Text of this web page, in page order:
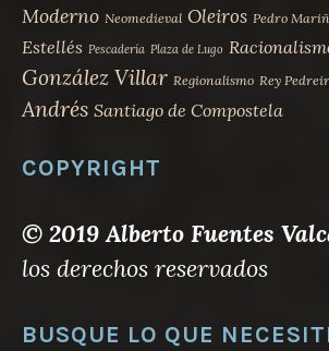
Moderno Neomedieval Oleiros Pedro
Estellés Pescadería Plaza de Lugo
González Villar Regionalismo Rey
Andrés Santiago de Compostela
COPYRIGHT
© 2019 Alberto Fuentes
los derechos reservados
BUSQUE LO QUE